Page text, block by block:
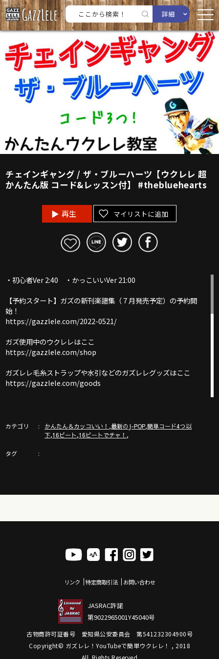
詳細
チェインギャング / ザ・ブルーハーツ【ウクレレ 超
かんたん版 コード&レッスン付】 #thebluehearts
再生 マイリストに追加
・初心者Ver 2:40 ・かっこいいVer 21:00
【予約スタート】ガズの新刊楽譜集（７月発売予定）の予約開
始！
https://gazzlele.com/2022-0521/
ガズ使用中のウクレレはここ
https://gazzlele.com/shop
ガズレレ毛糸ストラップや水引などのガズレレグッズはここ
https://gazzlele.com/goods
誰でも無料で聞けるガズのラジオ「ガズラジ」@stand fm
「ガズクラブ」の詳細はこちら！ガズノート楽譜毎月５曲GET
上！毎週２回GAZZと生配信で！
https://www.youtube.com/channel/
ウクレレ初心者レッスン動画シリーズ
https://gazzlele.com/beginner/
ガズレレのアプリ「ガズレシピ」
https://gazzlele.com/gazzrecipe/
ガズレレスタイルでピアノを演奏！？ガズピアノYouTube
https://www.youtube.com/channel/
カテゴリ かんたん＆カッコいい！ ,最新のJ-POP,簡単コード4つ以
下,16ビート,16ビートでチャ！ ,
タグ
リンク 特定商取引法 お問い合わせ
JASRAC許諾
第9022965001Y45040号
古物商許可証番号 愛知県公安委員会 第541232304900号
Copyright© ガズレレ！YouTubeで簡単ウクレレ！ , 2018
All Rights Reserved